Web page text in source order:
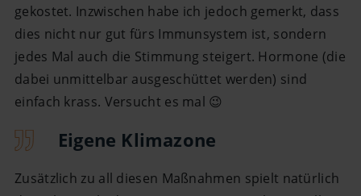
gekostet. Inzwischen habe ich jedoch gemerkt, dass
dies nicht nur gut fürs Immunsystem ist, sondern
jedes Mal auch die Stimmung steigert. Hormone (die
dabei unmittelbar ausgeschüttet werden) sind
einfach krass. Versucht es mal 😉
Eigene Klimazone
Zusätzlich zu all diesen Maßnahmen spielt natürlich